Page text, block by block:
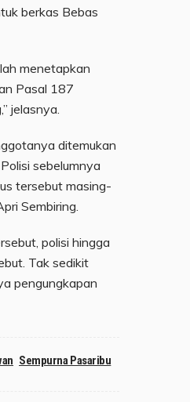
berkas Bebas
menetapkan
Pasal 187
jelasnya.
ditemukan
sebelumnya
tersebut masing-
Sembiring.
polisi hingga
Tak sedikit
pengungkapan
Sempurna Pasaribu